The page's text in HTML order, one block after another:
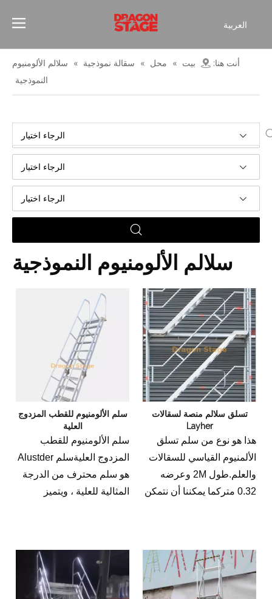
العربية
Français
English
أنت هنا: بيت » محل » سقالة نموذجية » سلالم الألومنيوم
النموذجية
الرجاء اختيار
الرجاء اختيار
الرجاء اختيار
سلالم الألومنيوم النموذجية
سلم الألومنيوم للقطب المزدوج
العلية
سلم الألومنيوم للقطب
المزدوج العليةسلم Alustder
هو سلم محترف من الدرجة
المثالية للعلية ، ويتميز
استخدامه لأغراض متنوعة ،
بما في ذلك الصيانة والطلاء
والتنظيف.
تسلق سلالم منصة لسقالات
Layher
هذا هو نوع من سلم تسلق
الألمنيوم القياسي للسقالات
والعلم.طول 2M وعرضه
0.32 متركما يمكننا أن نتمكن